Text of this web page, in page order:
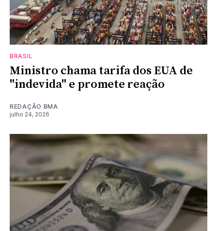
BRASIL
Ministro chama tarifa dos EUA de
"indevida" e promete reação
REDAÇÃO BMA
julho 24, 2026